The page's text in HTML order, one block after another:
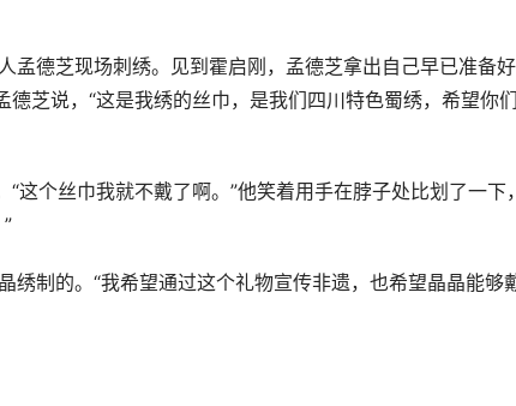
孟德芝现场刺绣。见到霍启刚，孟德芝拿出自己早已准备
芝说，“这是我绣的丝巾，是我们四川特色蜀绣，希望你
这个丝巾我就不戴了啊。”他笑着用手在脖子处比划了一下
绣制的。“我希望通过这个礼物宣传非遗，也希望晶晶能够